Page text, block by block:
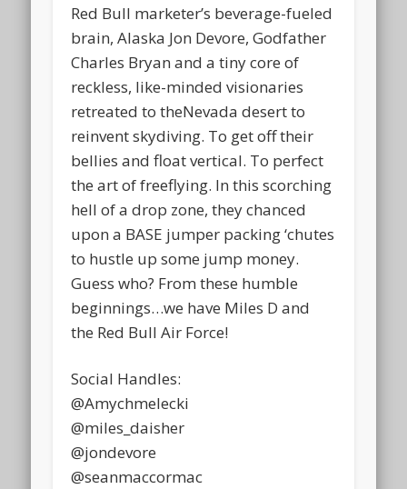
Red Bull marketer’s beverage-fueled
brain, Alaska Jon Devore, Godfather
Charles Bryan and a tiny core of
reckless, like-minded visionaries
retreated to theNevada desert to
reinvent skydiving. To get off their
bellies and float vertical. To perfect
the art of freeflying. In this scorching
hell of a drop zone, they chanced
upon a BASE jumper packing ‘chutes
to hustle up some jump money.
Guess who? From these humble
beginnings…we have Miles D and
the Red Bull Air Force!
Social Handles:
@Amychmelecki
@miles_daisher
@jondevore
@seanmaccormac